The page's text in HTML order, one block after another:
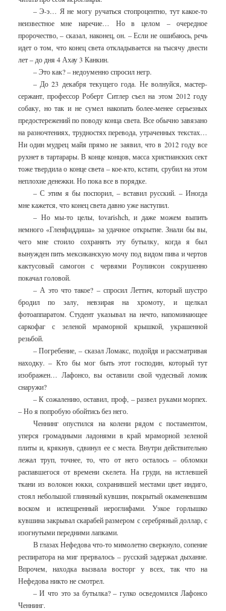
– Э-э… Я не могу ручаться стопроцентно, тут какое-то
неизвестное мне наречие… Но в целом – очередное
пророчество, – сказал, наконец, он. – Если не ошибаюсь, речь
идет о том, что конец света откладывается на тысячу двести
лет – до дня 4 Ахау 3 Канкин.
– Это как? – недоуменно спросил негр.
– До 23 декабря текущего года. Не волнуйся, мастер-
сержант, профессор Роберт Ситлер съел на этом 2012 году
собаку, но так и не сумел накопать более-менее серьезных
предостережений по поводу конца света. Все обычно завязано
на разночтениях, трудностях перевода, утраченных текстах…
Ни один мудрец майя прямо не заявил, что в 2012 году все
рухнет в тартарары. В конце концов, масса христианских сект
тоже твердила о конце света – кое-кто, кстати, срубил на этом
неплохие денежки. Но пока все в порядке.
– С этим я бы поспорил, – вставил русский. – Иногда
мне кажется, что конец света давно уже наступил.
– Но мы-то целы, tovarishch, и даже можем выпить
немного «Гленфиддиша» за удачное открытие. Знали бы вы,
чего мне стоило сохранять эту бутылку, когда я был
вынужден пить мексиканскую мочу под видом пива и чертов
кактусовый самогон с червями Роулинсон сокрушенно
покачал головой.
– А это что такое? – спросил Леттич, который шустро
бродил по залу, невзирая на хромоту, и щелкал
фотоаппаратом. Студент указывал на нечто, напоминающее
саркофаг с зеленой мраморной крышкой, украшенной
резьбой.
– Погребение, – сказал Ломакс, подойдя и рассматривая
находку. – Кто бы мог быть этот господин, который тут
изображен… Лафонсо, вы оставили свой чудесный ломик
снаружи?
– К сожалению, оставил, проф, – развел руками морпех.
– Но я попробую обойтись без него.
Ченнинг опустился на колени рядом с постаментом,
уперся громадными ладонями в край мраморной зеленой
плиты и, крякнув, сдвинул ее с места. Внутри действительно
лежал труп, точнее, то, что от него осталось – обломки
распавшегося от времени скелета. На груди, на истлевшей
ткани из волокон юкки, сохранившей местами цвет индиго,
стоял небольшой глиняный кувшин, покрытый окаменевшим
воском и испещренный иероглифами. Узкое горлышко
кувшина закрывал скарабей размером с серебряный доллар, с
изогнутыми передними лапками.
В глазах Нефедова что-то мимолетно сверкнуло, сопение
респиратора на миг прервалось – русский задержал дыхание.
Впрочем, находка вызвала восторг у всех, так что на
Нефедова никто не смотрел.
– И что это за бутылка? – гулко осведомился Лафонсо
Ченнинг.